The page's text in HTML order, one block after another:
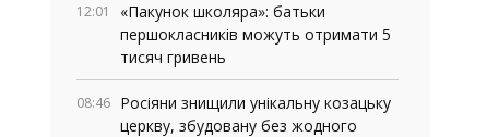
12:01
«Пакунок школяра»: батьки
першокласників можуть отримати 5
тисяч гривень
08:46 Росіяни знищили унікальну козацьку
церкву, збудовану без жодного